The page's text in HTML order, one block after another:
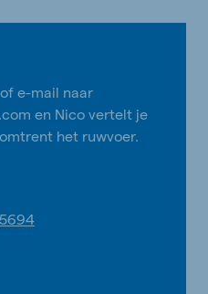
e-mail naar
en Nico vertelt je
het ruwvoer.